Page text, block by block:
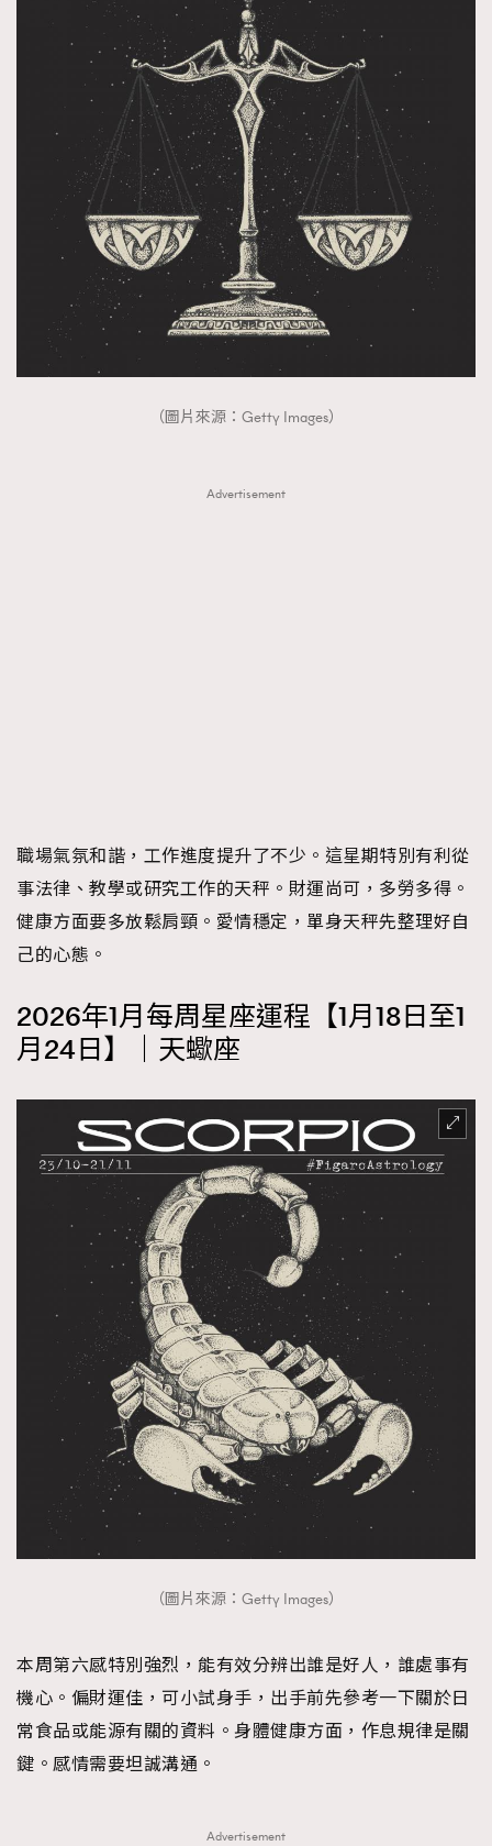
AFrenchMind
DressLikeAParisienne
EmpowerF
FashionWeek FigaroAesthetic
（圖片來源：Getty Images）
Advertisement
職場氣氛和諧，工作進度提升了不少。這星期特別有利從
事法律、教學或研究工作的天秤。財運尚可，多勞多得。
健康方面要多放鬆肩頸。愛情穩定，單身天秤先整理好自
己的心態。
2026年1月每周星座運程【1月18日至1
月24日】｜天蠍座
（圖片來源：Getty Images）
本周第六感特別強烈，能有效分辨出誰是好人，誰處事有
機心。偏財運佳，可小試身手，出手前先參考一下關於日
常食品或能源有關的資料。身體健康方面，作息規律是關
鍵。感情需要坦誠溝通。
Advertisement